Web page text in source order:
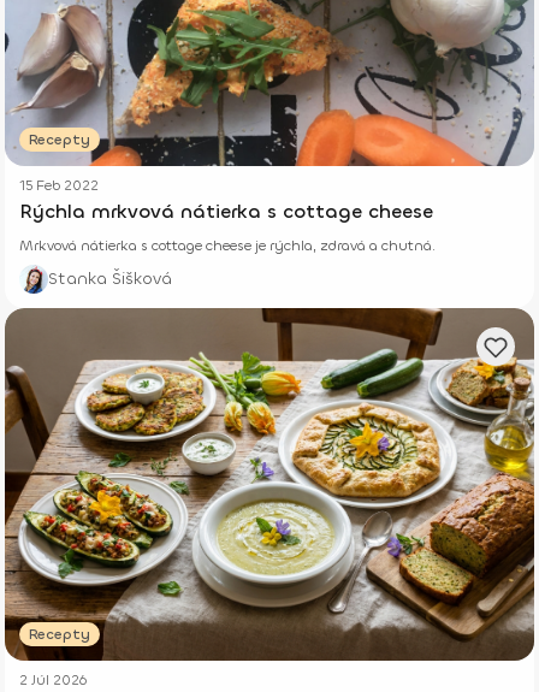
Recepty
15 Feb 2022
Rýchla mrkvová nátierka s cottage cheese
Mrkvová nátierka s cottage cheese je rýchla, zdravá a chutná.
Stanka Šišková
Recepty
2 Júl 2026